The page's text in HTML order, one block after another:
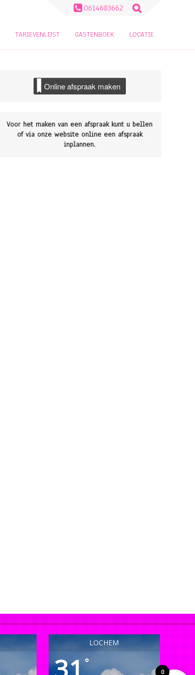
0614683662
Zoeken
naar:
TARIEVENLIJST GASTENBOEK LOCATIE
Online afspraak maken
Voor het maken van een afspraak kunt u bellen
of via onze website online een afspraak
inplannen.
LOCHEM
°
0